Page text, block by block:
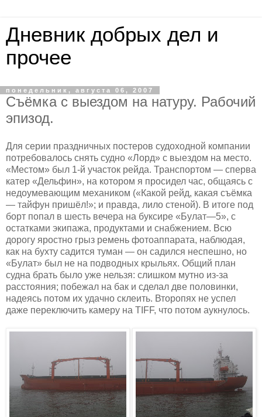
Дневник добрых дел и
прочее
понедельник, августа 06, 2007
Съёмка с выездом на натуру. Рабочий
эпизод.
Для серии праздничных постеров судоходной компании
потребовалось снять судно «Лорд» с выездом на место.
«Местом» был 1-й участок рейда. Транспортом — сперва
катер «Дельфин», на котором я просидел час, общаясь с
недоумевающим механиком («Какой рейд, какая съёмка
— тайфун пришёл!»; и правда, лило стеной). В итоге под
борт попал в шесть вечера на буксире «Булат—5», с
остатками экипажа, продуктами и снабжением. Всю
дорогу яростно грыз ремень фотоаппарата, наблюдая,
как на бухту садится туман — он садился неспешно, но
«Булат» был не на подводных крыльях. Общий план
судна брать было уже нельзя: слишком мутно из-за
расстояния; побежал на бак и сделал две половинки,
надеясь потом их удачно склеить. Второпях не успел
даже переключить камеру на TIFF, что потом аукнулось.